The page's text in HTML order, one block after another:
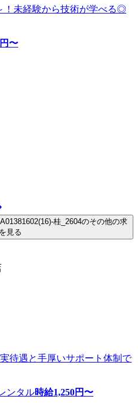
！未経験から技術が学べる◎
円〜
桂_2604のその他の求
見る
待遇と手厚いサポート体制で
ンタル時給1,250円〜